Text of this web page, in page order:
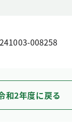
008258
和2年度に戻る